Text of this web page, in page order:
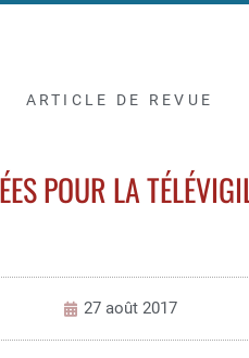
ARTICLE DE REVUE
POUR LA
27 août 2017